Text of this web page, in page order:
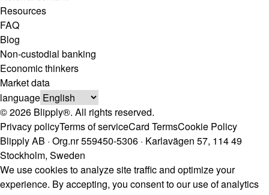
Resources
FAQ
Blog
Non-custodial banking
Economic thinkers
Market data
language
© 2026 Blipply®. All rights reserved.
Privacy policyTerms of serviceCard TermsCookie Policy
Blipply AB · Org.nr 559450-5306 · Karlavägen 57, 114 49
Stockholm, Sweden
We use cookies to analyze site traffic and optimize your
experience. By accepting, you consent to our use of analytics